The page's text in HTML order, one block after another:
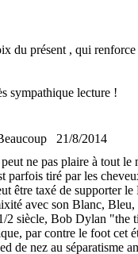
du présent , qui
sympathique lecture !
21/8/2014
ne pas plaire à tout le
parfois tiré par les
être taxé de supporter
avec son Blanc,
2 siècle, Bob Dylan "the
par contre le foot cet
de nez au séparatisme